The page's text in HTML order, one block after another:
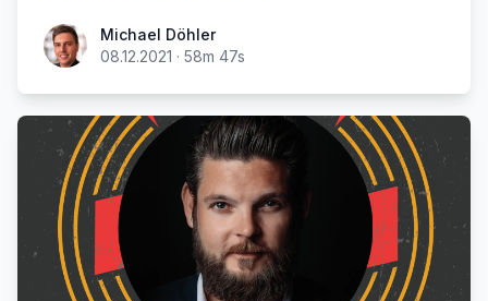
Michael Döhler
08.12.2021 · 58m 47s